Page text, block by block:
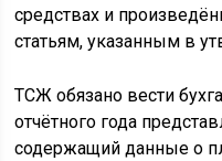
средствах и
статьям, указанным в
ТСЖ обязано вести
отчётного года
содержащий данные о